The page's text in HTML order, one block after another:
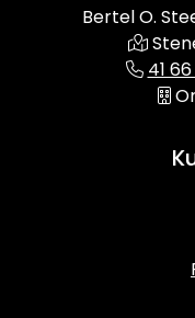
Bertel O.
41